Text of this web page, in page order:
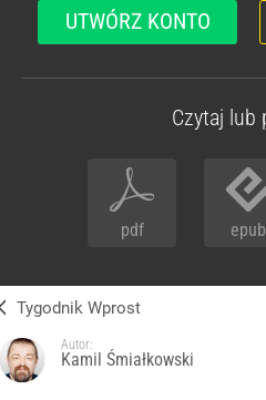
UTWÓRZ KONTO
Czytaj lub
pdf epub
Tygodnik Wprost
Autor:
Kamil Śmiałkowski